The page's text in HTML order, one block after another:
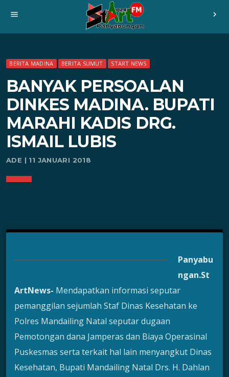
menu chevron_right
BERITA MADINA BERITA SUMUT START NEWS
BANYAK PERSOALAN
DINKES MADINA. BUPATI
MARAHI KADIS DRG.
ISMAIL LUBIS
ADE | 11 JANUARI 2018
Panyabu
ngan.St
ArtNews- Mendapatkan informasi seputar
pemanggilan sejumlah Staf Dinas Kesehatan ke
Polres Mandailing Natal seputar dugaan
Pemotongan dana Jamperas dan Biaya Operasinal
Puskesmas serta terkait hal lain menyangkut Dinas
Kesehatan, Bupati Mandailing Natal Drs. H. Dahlan